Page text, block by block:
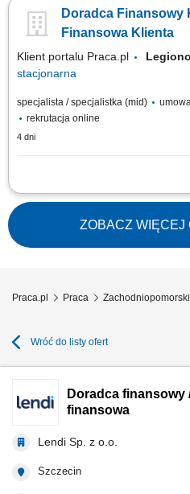
produktów bankowych i realizacja
Budowanie długofalowych relacji z
Doradca Finansowy
Finansowa Klienta
Klient portalu Praca.pl
stacjonarna
specjalista / specjalistka (mid)
rekrutacja online
4 dni
Identyfikowanie potrzeb klientów
proponowanie dopasowanych
produktów bankowych i realizacja
Budowanie długofalowych relacji z
współpracy;...
ZOBACZ WIĘCEJ
Praca.pl Praca
Wróć do listy ofert
Doradca finansowy
finansowa
Lendi Sp. z o.o.
Szczecin